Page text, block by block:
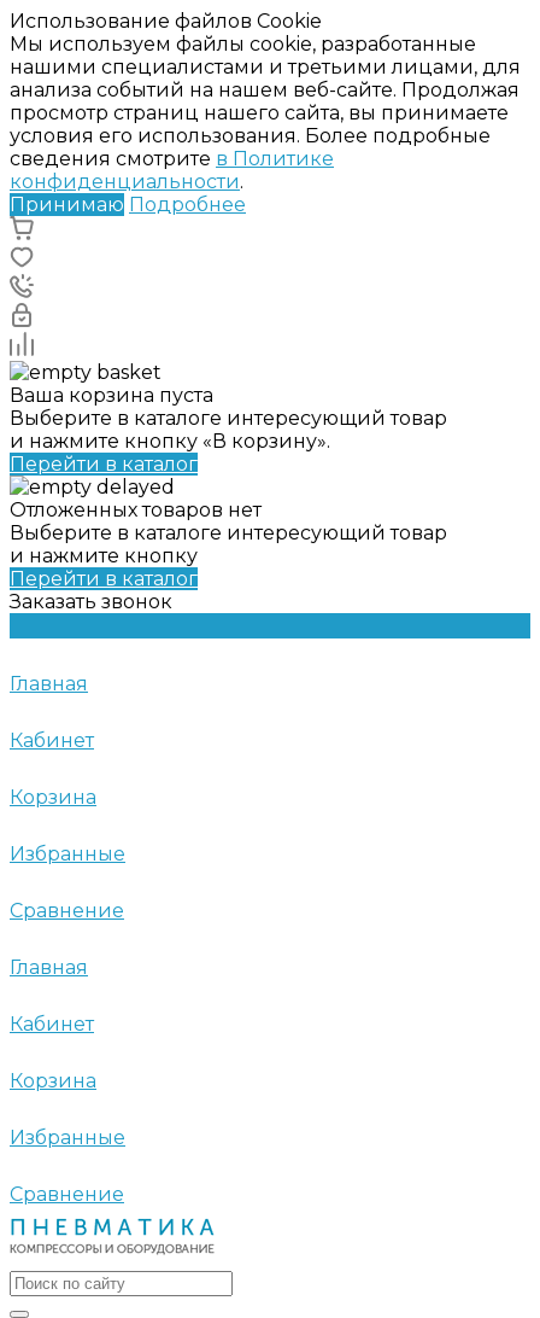
Использование файлов Cookie
Мы используем файлы cookie, разработанные
нашими специалистами и третьими лицами, для
анализа событий на нашем веб-сайте. Продолжая
просмотр страниц нашего сайта, вы принимаете
условия его использования. Более подробные
сведения смотрите в Политике
конфиденциальности.
Принимаю Подробнее
Ваша корзина пуста
Выберите в каталоге интересующий товар
и нажмите кнопку «В корзину».
Перейти в каталог
Отложенных товаров нет
Выберите в каталоге интересующий товар
и нажмите кнопку
Перейти в каталог
Заказать звонок
Главная
Кабинет
Корзина
Избранные
Сравнение
Главная
Кабинет
Корзина
Избранные
Сравнение